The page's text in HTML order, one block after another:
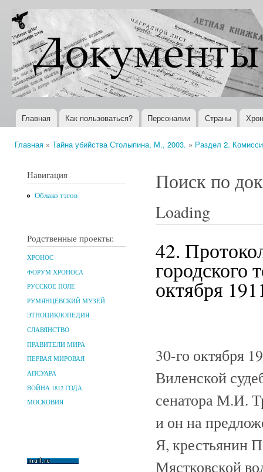
Документы
XX века
Всемирная
история в
Интернете
Главное меню
Главная Как пользоваться? Персоналии Страны
Главная » Тайна убийства Столыпина, М., 2003. » Раздел 2.
Навигация
Облако тэгов
Родственные проекты:
ХРОНОС
ФОРУМ ХРОНОСА
РУССКОЕ ПОЛЕ
РУМЯНЦЕВСКИЙ МУЗЕЙ
ЭТНОЦИКЛОПЕДИЯ
СЛАВЯНСТВО
ПРАВИТЕЛИ МИРА
ПЕРВАЯ МИРОВАЯ
АПСУАРА
ВОЙНА 1812 ГОДА
МОСКОВИЯ
Поиск по
Loading
42.
октября
30-го октября
Виленской
сенатора М.И.
и он на
Я, крестьянин
Мястковской